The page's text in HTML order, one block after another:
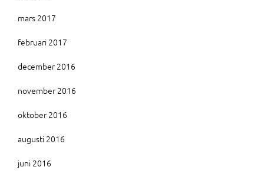
mars 2017
februari 2017
december 2016
november 2016
oktober 2016
augusti 2016
juni 2016